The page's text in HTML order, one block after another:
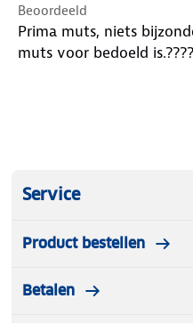
Beoordeeld
Prima muts, niets
muts voor bedoeld is.????
Service
Product bestellen
Betalen